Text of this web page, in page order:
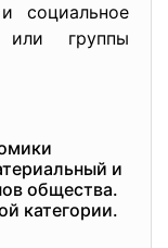
социальное
или группы
и
общества.
категории.